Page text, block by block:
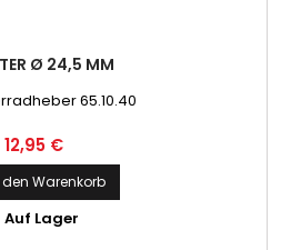
Ø 24,5 MM
65.10.40
Preis
12,95 €
den Warenkorb
Auf Lager